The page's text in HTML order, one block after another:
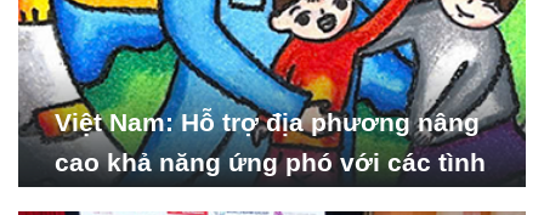
Việt Nam: Hỗ trợ địa phương nâng
cao khả năng ứng phó với các tình